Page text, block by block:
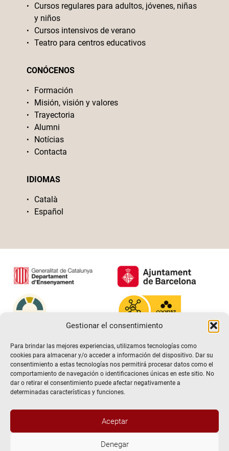
Gestionar el consentimiento
Para brindar las mejores experiencias, utilizamos tecnologías como
cookies para almacenar y/o acceder a información del dispositivo. Dar su
consentimiento a estas tecnologías nos permitirá procesar datos como el
comportamiento de navegación o identificaciones únicas en este sitio. No
dar o retirar el consentimiento puede afectar negativamente a
determinadas características y funciones.
Aceptar
Denegar
Cursos regulares para adultos, jóvenes, niñas
y niños
Cursos intensivos de verano
Teatro para centros educativos
CONÓCENOS
Formación
Misión, visión y valores
Trayectoria
Alumni
Notícias
Contacta
IDIOMAS
Català
Español